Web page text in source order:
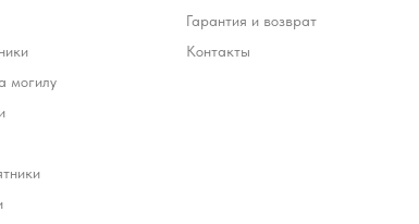
могилу
Гарантия и возврат
Контакты